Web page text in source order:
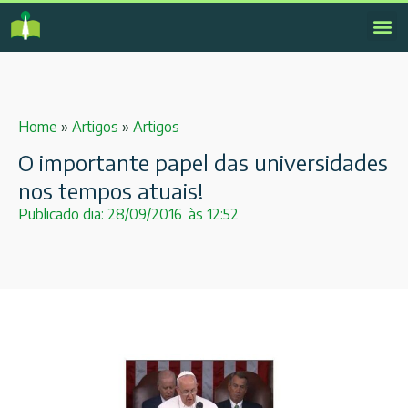
Home » Artigos » Artigos
O importante papel das universidades
nos tempos atuais!
Publicado dia: 28/09/2016 às 12:52